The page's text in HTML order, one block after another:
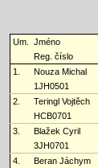
Um. Jméno
Reg. číslo
1.
Nouza Michal
1JH0501
2.
Teringl Vojtěch
HCB0701
3.
Blažek Cyril
3JH0701
4.
Beran Jáchym